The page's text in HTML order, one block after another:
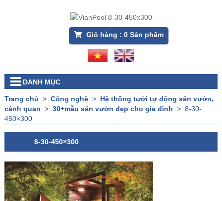
Giỏ hàng : 0Sản phẩm
DANH MỤC
Trang chủ > Công nghệ> Hệ thống tưới tự động sân vườn,
cảnh quan > 30+mẫu sân vườn đẹp cho gia đình > 8-30-
450×300
8-30-450×300